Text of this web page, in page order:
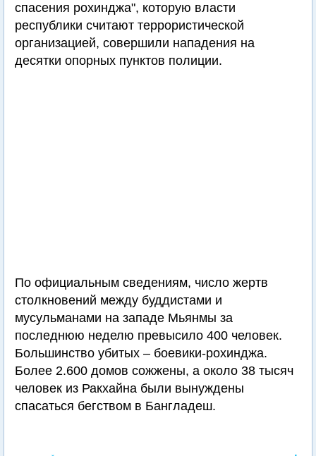
спасения рохинджа", которую власти
республики считают террористической
организацией, совершили нападения на
десятки опорных пунктов полиции.
По официальным сведениям, число жертв
столкновений между буддистами и
мусульманами на западе Мьянмы за
последнюю неделю превысило 400 человек.
Большинство убитых – боевики-рохинджа.
Более 2.600 домов сожжены, а около 38 тысяч
человек из Ракхайна были вынуждены
спасаться бегством в Бангладеш.